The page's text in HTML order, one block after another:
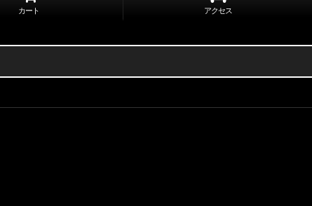
カート アクセス